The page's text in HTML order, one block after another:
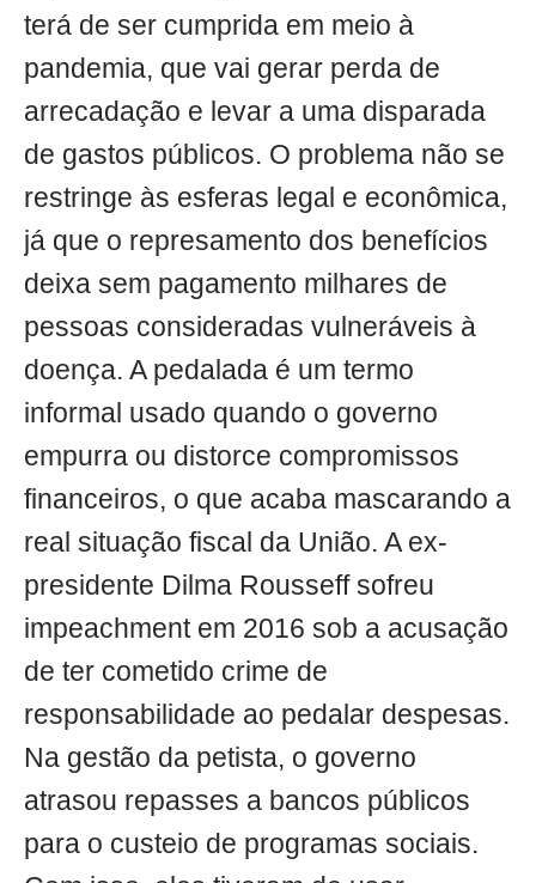
terá de ser cumprida em meio à
pandemia, que vai gerar perda de
arrecadação e levar a uma disparada
de gastos públicos. O problema não se
restringe às esferas legal e econômica,
já que o represamento dos benefícios
deixa sem pagamento milhares de
pessoas consideradas vulneráveis à
doença. A pedalada é um termo
informal usado quando o governo
empurra ou distorce compromissos
financeiros, o que acaba mascarando a
real situação fiscal da União. A ex-
presidente Dilma Rousseff sofreu
impeachment em 2016 sob a acusação
de ter cometido crime de
responsabilidade ao pedalar despesas.
Na gestão da petista, o governo
atrasou repasses a bancos públicos
para o custeio de programas sociais.